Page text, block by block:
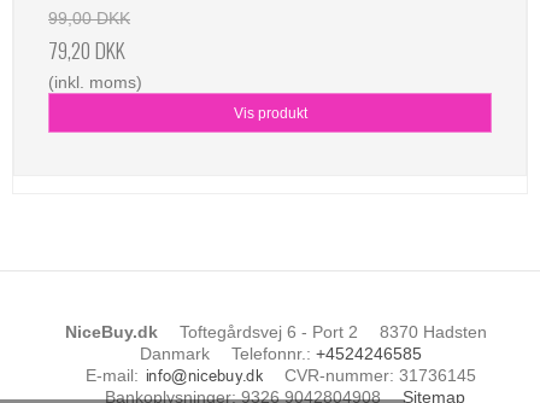
99,00 DKK
79,20 DKK
(inkl. moms)
Vis produkt
NiceBuy.dk Toftegårdsvej 6 - Port 2
8370 Hadsten
Danmark
Telefonnr.: +4524246585
E-mail: CVR-nummer: 31736145
Bankoplysninger:9326 9042804908 Sitemap